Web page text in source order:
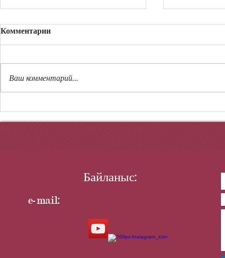
қарсы қорғаныс күштері
Комментарии
Ваш комментарий...
Байланыс:
e-mail: